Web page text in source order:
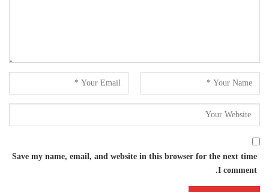
Save my name, email, and website in this browser for the next time
I comment.